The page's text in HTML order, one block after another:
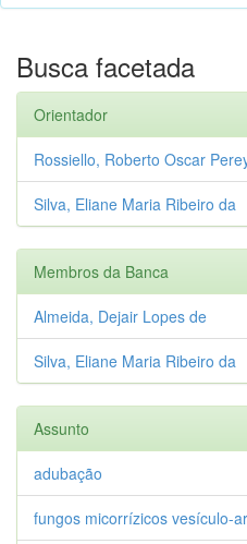
Busca facetada
Orientador
Rossiello, Roberto Oscar
Silva, Eliane Maria Ribeiro da
Membros da Banca
Almeida, Dejair Lopes de
Silva, Eliane Maria Ribeiro da
Assunto
adubação
fungos micorrízicos vesículo-